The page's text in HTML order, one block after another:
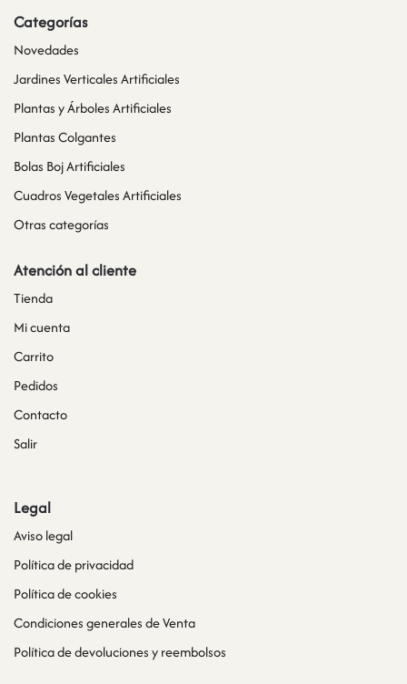
Categorías
Novedades
Jardines Verticales Artificiales
Plantas y Árboles Artificiales
Plantas Colgantes
Bolas Boj Artificiales
Cuadros Vegetales Artificiales
Otras categorías
Atención al cliente
Tienda
Mi cuenta
Carrito
Pedidos
Contacto
Salir
Legal
Aviso legal
Política de privacidad
Política de cookies
Condiciones generales de Venta
Política de devoluciones y reembolsos